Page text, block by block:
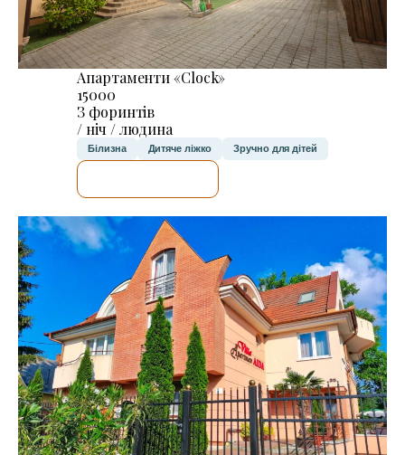
Апартаменти «Clock»
15000
З форинтів
/ ніч / людина
Білизна Дитяче ліжко Зручно для дітей